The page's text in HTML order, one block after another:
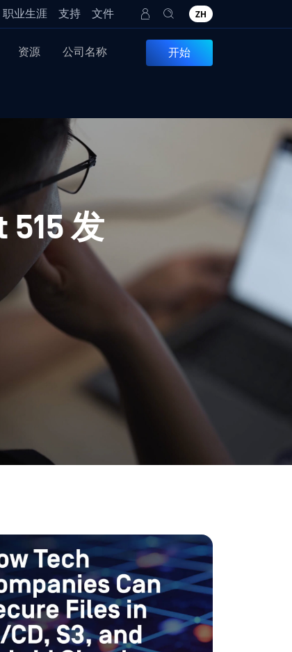
职业生涯 支持 文件 ZH
资源 公司名称 开始
515 发